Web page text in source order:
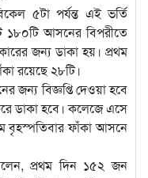
৫টা পর্যন্ত এই ভর্তি
১৮০টি আসনের বিপরীতে
জন্য ডাকা হয়। প্রথম
রয়েছে ২৮টি।
জন্য বিজ্ঞপ্তি দেওয়া হবে
ডাকা হবে। কলেজে এসে
বৃহস্পতিবার ফাঁকা আসনে
প্রথম দিন ১৫২ জন